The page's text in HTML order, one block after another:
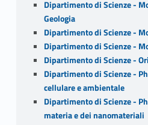
Dipartimento di Scienze -
Geologia
Dipartimento di Scienze -
Dipartimento di Scienze -
Dipartimento di Scienze -
Dipartimento di Scienze -
cellulare e ambientale
Dipartimento di Scienze -
materia e dei nanomateriali